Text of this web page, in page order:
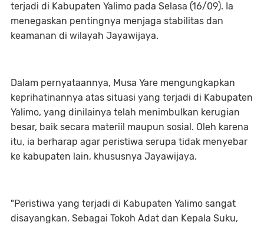
terjadi di Kabupaten Yalimo pada Selasa (16/09). Ia
menegaskan pentingnya menjaga stabilitas dan
keamanan di wilayah Jayawijaya.
Dalam pernyataannya, Musa Yare mengungkapkan
keprihatinannya atas situasi yang terjadi di Kabupaten
Yalimo, yang dinilainya telah menimbulkan kerugian
besar, baik secara materiil maupun sosial. Oleh karena
itu, ia berharap agar peristiwa serupa tidak menyebar
ke kabupaten lain, khususnya Jayawijaya.
"Peristiwa yang terjadi di Kabupaten Yalimo sangat
disayangkan. Sebagai Tokoh Adat dan Kepala Suku,